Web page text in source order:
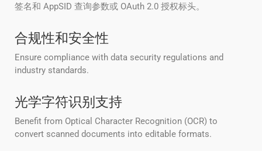
签名和 AppSID 查询参数或 OAuth 2.0 授权标头。
合规性和安全性
Ensure compliance with data security regulations and
industry standards.
光学字符识别支持
Benefit from Optical Character Recognition (OCR) to
convert scanned documents into editable formats.